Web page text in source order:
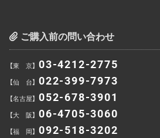
ご購入前の問い合わせ
【東 京】 03-4212-2775
【仙 台】 022-399-7973
【名古屋】 052-678-3901
【大 阪】 06-4705-3060
【福 岡】 092-518-3202